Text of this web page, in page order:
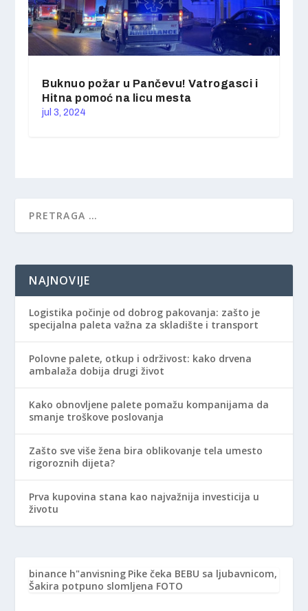
Buknuo požar u Pančevu! Vatrogasci i
Hitna pomoć na licu mesta
jul 3, 2024
NAJNOVIJE
Logistika počinje od dobrog pakovanja: zašto je
specijalna paleta važna za skladište i transport
Polovne palete, otkup i održivost: kako drvena
ambalaža dobija drugi život
Kako obnovljene palete pomažu kompanijama da
smanje troškove poslovanja
Zašto sve više žena bira oblikovanje tela umesto
rigoroznih dijeta?
Prva kupovina stana kao najvažnija investicija u
životu
binance h"anvisning Pike čeka BEBU sa ljubavnicom,
Šakira potpuno slomljena FOTO